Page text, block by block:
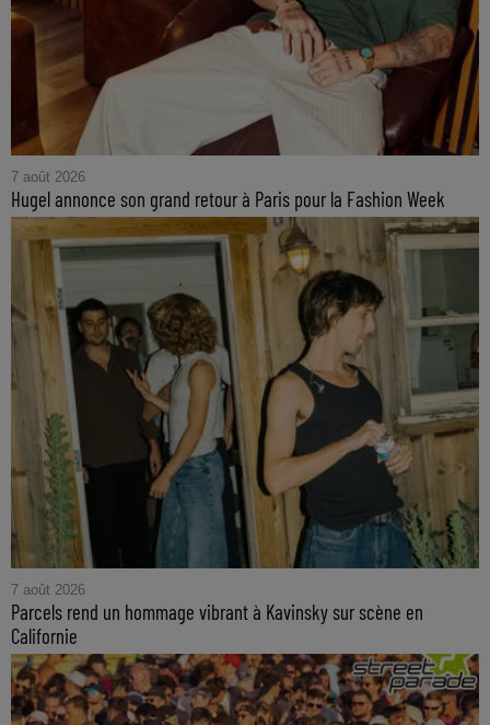
7 août 2026
Hugel annonce son grand retour à Paris pour la Fashion Week
7 août 2026
Parcels rend un hommage vibrant à Kavinsky sur scène en
Californie